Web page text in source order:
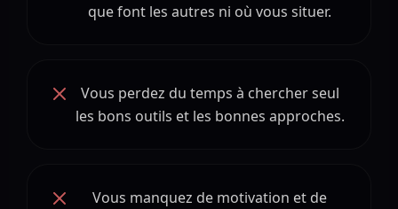
que font les autres ni où vous situer.
Vous perdez du temps à chercher seul
les bons outils et les bonnes approches.
Vous manquez de motivation et de